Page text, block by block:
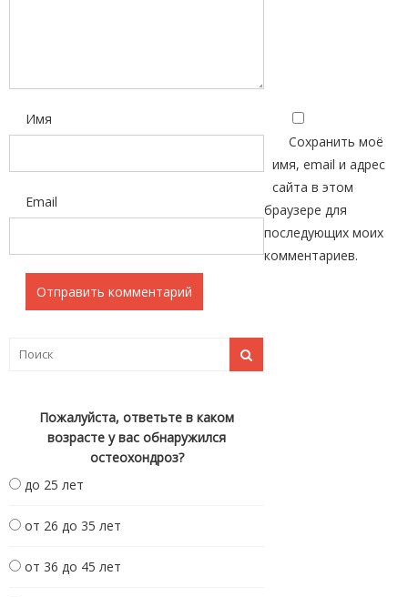
Имя
Email
Сохранить моё
имя, email и адрес
сайта в этом
браузере для
последующих моих
комментариев.
Пожалуйста, ответьте в каком
возрасте у вас обнаружился
остеохондроз?
до 25 лет
от 26 до 35 лет
от 36 до 45 лет